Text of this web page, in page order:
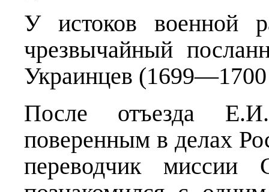
У истоков военной
чрезвычайный
Украинцев (1699—1700
После отъезда
поверенным в делах
переводчик миссии